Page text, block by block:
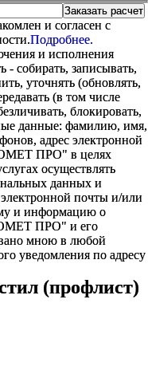
и согласен с
Подробнее.
и исполнения
- собирать, записывать,
уточнять (обновлять,
(в том числе
блокировать,
данные: фамилию, имя,
адрес электронной
ПРО" в целях
осуществлять
данных и
почты и/или
и информацию о
ПРО" и его
мною в любой
уведомления по адресу
(профлист)